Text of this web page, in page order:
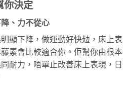
你決定
、力不從心
顯下降，做運動好快攰，床上表
素會比較適合你。佢幫你由根本
耐力，唔單止改善床上表現，日